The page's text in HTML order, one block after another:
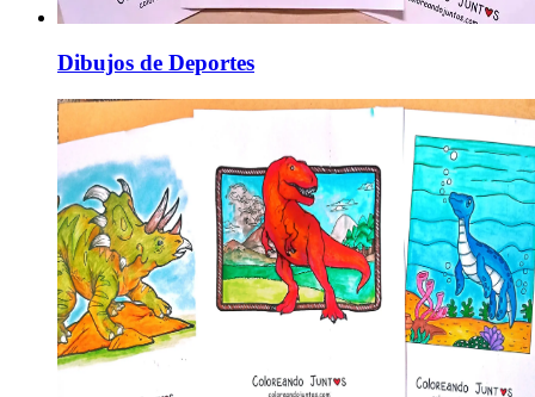
Dibujos de Deportes